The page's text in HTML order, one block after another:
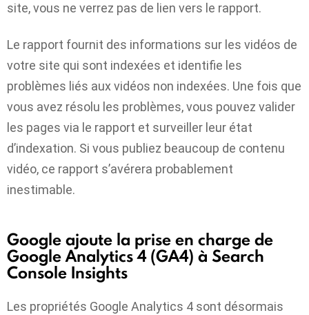
site, vous ne verrez pas de lien vers le rapport.
Le rapport fournit des informations sur les vidéos de
votre site qui sont indexées et identifie les
problèmes liés aux vidéos non indexées. Une fois que
vous avez résolu les problèmes, vous pouvez valider
les pages via le rapport et surveiller leur état
d’indexation. Si vous publiez beaucoup de contenu
vidéo, ce rapport s’avérera probablement
inestimable.
Google ajoute la prise en charge de
Google Analytics 4 (GA4) à Search
Console Insights
Les propriétés Google Analytics 4 sont désormais